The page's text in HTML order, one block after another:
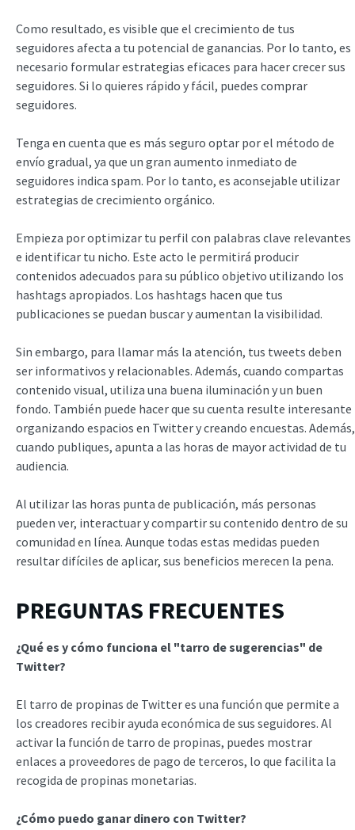
Como resultado, es visible que el crecimiento de tus
seguidores afecta a tu potencial de ganancias. Por lo tanto, es
necesario formular estrategias eficaces para hacer crecer sus
seguidores. Si lo quieres rápido y fácil, puedes comprar
seguidores.
Tenga en cuenta que es más seguro optar por el método de
envío gradual, ya que un gran aumento inmediato de
seguidores indica spam. Por lo tanto, es aconsejable utilizar
estrategias de crecimiento orgánico.
Empieza por optimizar tu perfil con palabras clave relevantes
e identificar tu nicho. Este acto le permitirá producir
contenidos adecuados para su público objetivo utilizando los
hashtags apropiados. Los hashtags hacen que tus
publicaciones se puedan buscar y aumentan la visibilidad.
Sin embargo, para llamar más la atención, tus tweets deben
ser informativos y relacionables. Además, cuando compartas
contenido visual, utiliza una buena iluminación y un buen
fondo. También puede hacer que su cuenta resulte interesante
organizando espacios en Twitter y creando encuestas. Además,
cuando publiques, apunta a las horas de mayor actividad de tu
audiencia.
Al utilizar las horas punta de publicación, más personas
pueden ver, interactuar y compartir su contenido dentro de su
comunidad en línea. Aunque todas estas medidas pueden
resultar difíciles de aplicar, sus beneficios merecen la pena.
PREGUNTAS FRECUENTES
¿Qué es y cómo funciona el "tarro de sugerencias" de
Twitter?
El tarro de propinas de Twitter es una función que permite a
los creadores recibir ayuda económica de sus seguidores. Al
activar la función de tarro de propinas, puedes mostrar
enlaces a proveedores de pago de terceros, lo que facilita la
recogida de propinas monetarias.
¿Cómo puedo ganar dinero con Twitter?